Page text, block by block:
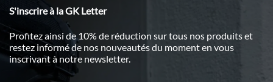
S'inscrire à la GK Letter
Profitez ainsi de 10% de réduction sur tous nos produits et
restez informé de nos nouveautés du moment en vous
inscrivant à notre newsletter.